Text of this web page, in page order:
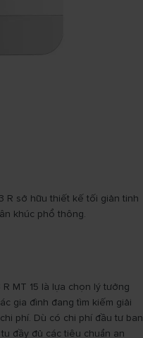
R sở hữu thiết kế tối giản tinh
khúc phổ thông.
MT 15 là lựa chọn lý tưởng
gia đình đang tìm kiếm giải
phí. Dù có chi phí đầu tư ban
đầy đủ các tiêu chuẩn an